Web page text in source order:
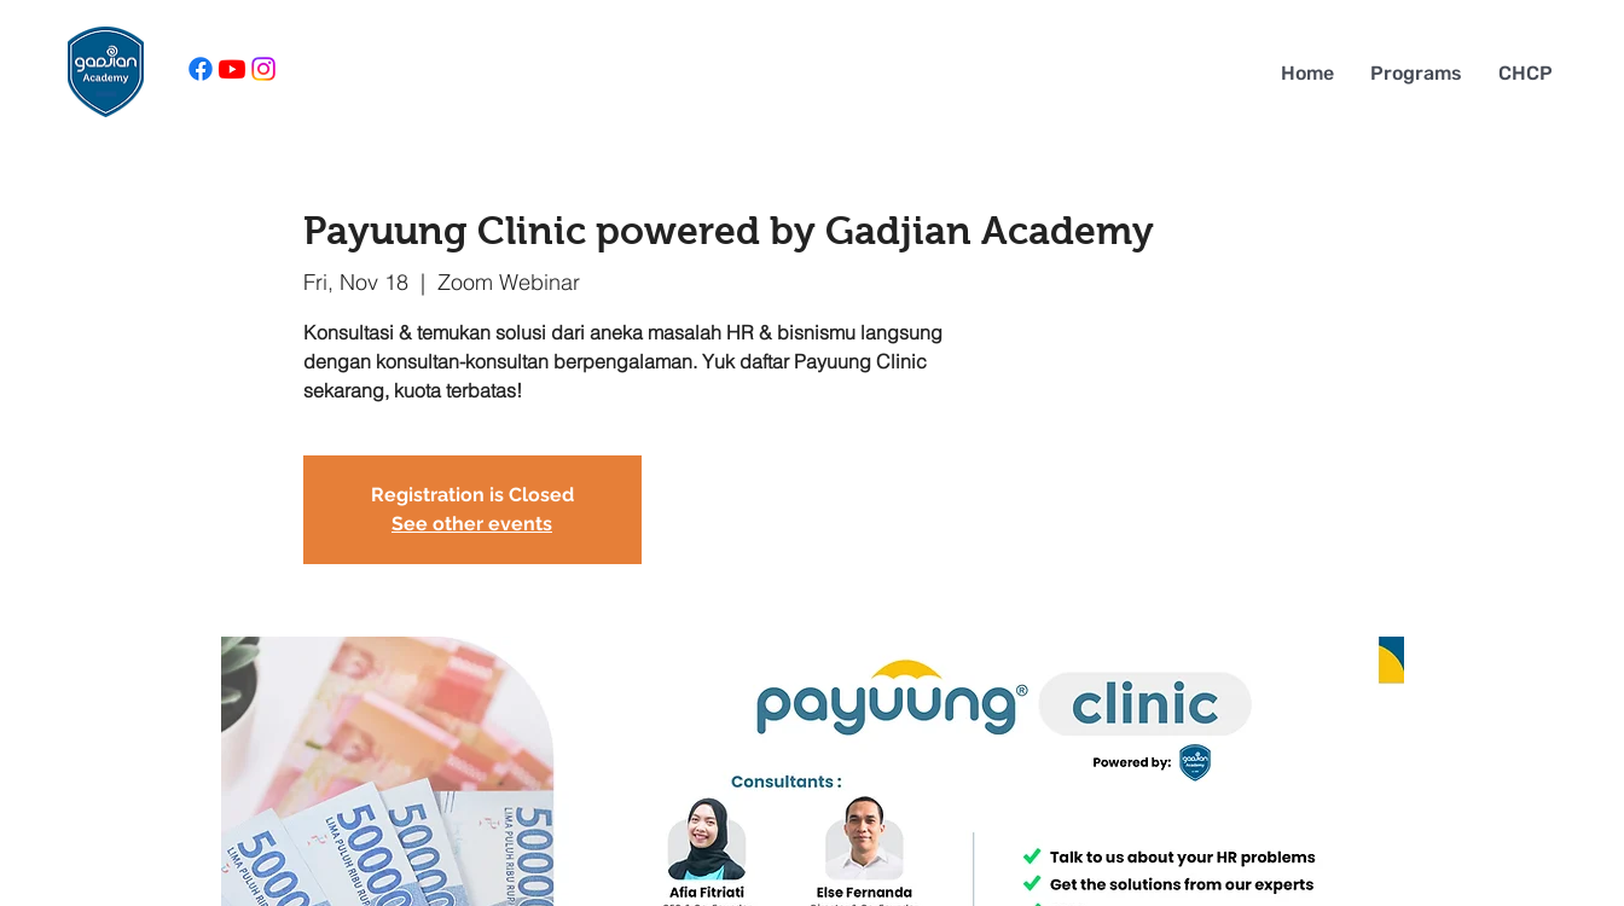
Home Programs CHCP
Payuung Clinic powered by Gadjian Academy
Fri, Nov 18
  |
Zoom Webinar
Konsultasi & temukan solusi dari aneka masalah HR & bisnismu langsung
dengan konsultan-konsultan berpengalaman. Yuk daftar Payuung Clinic
sekarang, kuota terbatas!
Registration is Closed
See other events